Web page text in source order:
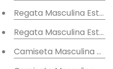
Nature
Originals
Camaleão
Regata Masculina
Regata Masculina
Camiseta Masculina